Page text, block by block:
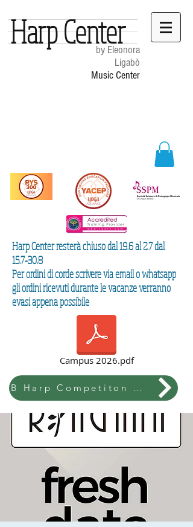
by Eleonora
Ligabò
Music Center
Harp Center
Harp Center resterà chiuso dal 19.6 al 2.7 dal
15.7-30.8
Per ordini di corde scrivere via email o whatsapp
gli ordini ricevuti durante le vacanze verranno
evasi appena possibile
Campus 2026.pdf
B Harp Competiton & Festival